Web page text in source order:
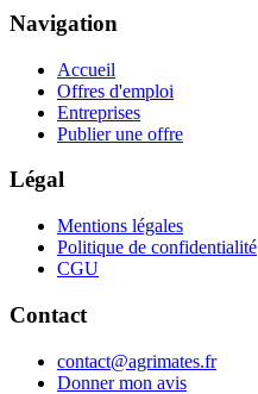
Navigation
Accueil
Offres d'emploi
Entreprises
Publier une offre
Légal
Mentions légales
Politique de confidentialité
CGU
Contact
contact@agrimates.fr
Donner mon avis